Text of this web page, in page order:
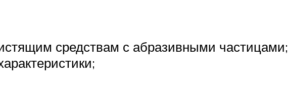
средствам с абразивными частицами;